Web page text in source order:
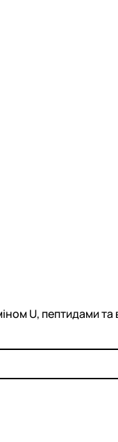
U, пептидами